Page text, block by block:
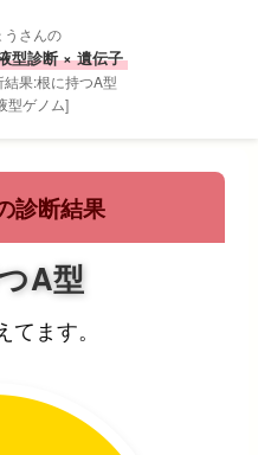
うさんの
型診断 × 遺伝子
結果:根に持つA型
型ゲノム]
診断結果
A型
てます。